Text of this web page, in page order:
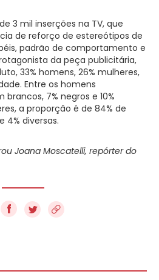
3 mil inserções na TV, que
de reforço de estereótipos de
padrão de comportamento e
da peça publicitária,
33% homens, 26% mulheres,
Entre os homens
7% negros e 10%
a proporção é de 84% de
4% diversas.
Joana Moscatelli, repórter do
f